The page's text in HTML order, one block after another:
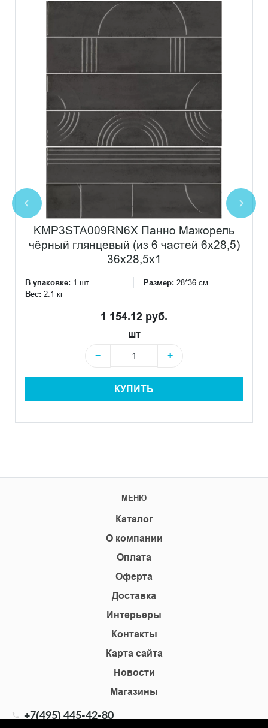
KMP3STA009RN6X Панно Мажорель
чёрный глянцевый (из 6 частей 6х28,5)
36x28,5x1
В упаковке: 1 шт Размер: 28*36 см
Вес: 2.1 кг
1 154.12 руб.
шт
−
+
КУПИТЬ
МЕНЮ
Каталог
О компании
Оплата
Оферта
Доставка
Интерьеры
Контакты
Карта сайта
Новости
Магазины
+7(495) 445-42-80